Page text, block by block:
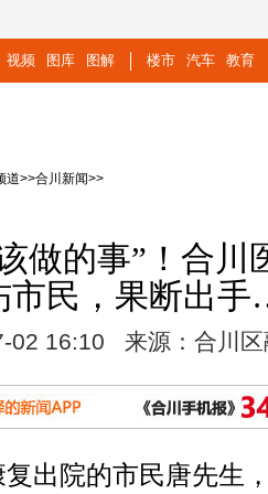
视频 图库 图解 楼市 汽车 教育
道>>合川新闻>>
做的事”！合川
市民，果断出
02 16:10 来源：合川区
出院的市民唐先生